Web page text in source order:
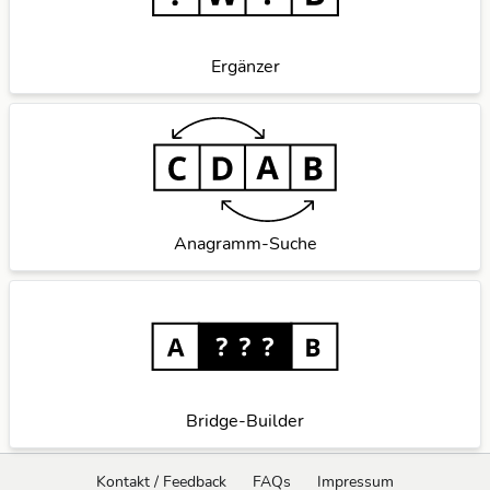
Ergänzer
Anagramm-Suche
Bridge-Builder
Kontakt / Feedback FAQs Impressum